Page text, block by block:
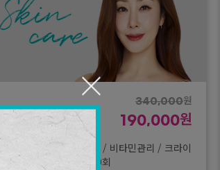
스킨케어 패키지
340,000원
190,000원
관리 장바구니 (아쿠아필 / 비타민관리 / 크라이
오 / 소노케어 중 택1) 10회